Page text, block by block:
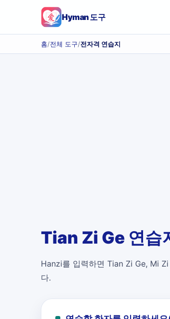
Hyman 도구
홈/전체 도구/전자격 연습지
Tian Zi Ge 연습
Hanzi를 입력하면 Tian Zi Ge, Mi
다.